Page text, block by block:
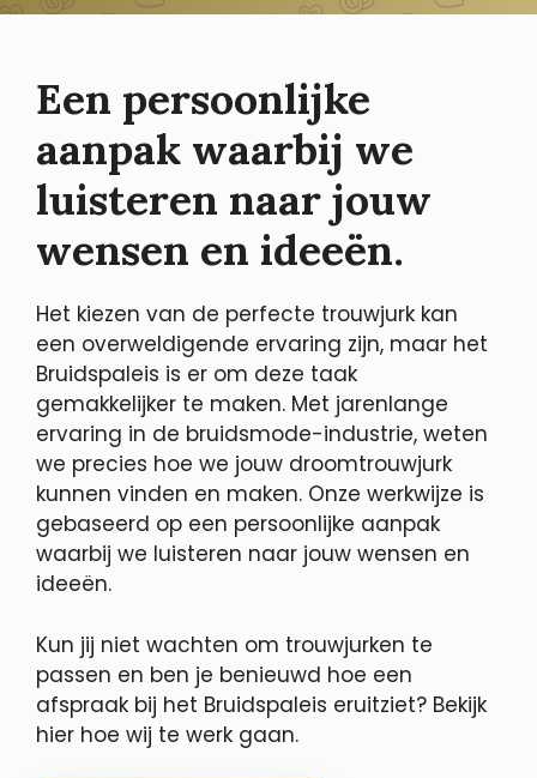
Een persoonlijke
aanpak waarbij we
luisteren naar jouw
wensen en ideeën.
Het kiezen van de perfecte trouwjurk kan
een overweldigende ervaring zijn, maar het
Bruidspaleis is er om deze taak
gemakkelijker te maken. Met jarenlange
ervaring in de bruidsmode-industrie, weten
we precies hoe we jouw droomtrouwjurk
kunnen vinden en maken. Onze werkwijze is
gebaseerd op een persoonlijke aanpak
waarbij we luisteren naar jouw wensen en
ideeën.
Kun jij niet wachten om trouwjurken te
passen en ben je benieuwd hoe een
afspraak bij het Bruidspaleis eruitziet? Bekijk
hier hoe wij te werk gaan.